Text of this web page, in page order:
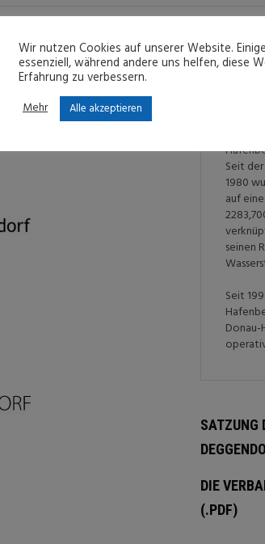
durch
Seit
1980
auf
seinen
Seit
SATZUNG
DIE
(.PDF)
Wir nutzen Cookies auf unserer Website.
essenziell, während andere uns helfen, diese
Erfahrung zu verbessern.
Mehr
Alle akzeptieren